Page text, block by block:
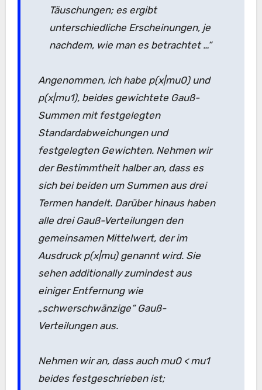
Täuschungen; es ergibt
unterschiedliche Erscheinungen, je
nachdem, wie man es betrachtet …“
Angenommen, ich habe p(x|mu0) und
p(x|mu1), beides gewichtete Gauß-
Summen mit festgelegten
Standardabweichungen und
festgelegten Gewichten. Nehmen wir
der Bestimmtheit halber an, dass es
sich bei beiden um Summen aus drei
Termen handelt. Darüber hinaus haben
alle drei Gauß-Verteilungen den
gemeinsamen Mittelwert, der im
Ausdruck p(x|mu) genannt wird. Sie
sehen additionally zumindest aus
einiger Entfernung wie
„schwerschwänzige“ Gauß-
Verteilungen aus.
Nehmen wir an, dass auch mu0 < mu1
beides festgeschrieben ist;